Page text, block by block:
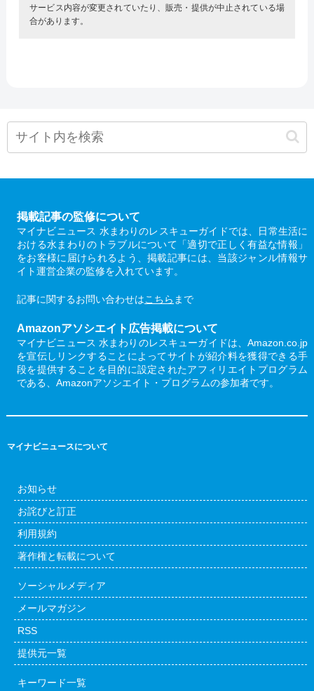
サービス内容が変更されていたり、販売・提供が中止されている場
合があります。
掲載記事の監修について
マイナビニュース 水まわりのレスキューガイドでは、日常生活に
おける水まわりのトラブルについて「適切で正しく有益な情報」
をお客様に届けられるよう、掲載記事には、当該ジャンル情報サ
イト運営企業の監修を入れています。
記事に関するお問い合わせはこちら まで
Amazonアソシエイト広告掲載について
マイナビニュース 水まわりのレスキューガイドは、Amazon.co.jp
を宣伝しリンクすることによってサイトが紹介料を獲得できる手
段を提供することを目的に設定されたアフィリエイトプログラム
である、Amazonアソシエイト・プログラムの参加者です。
マイナビニュースについて
お知らせ
お詫びと訂正
利用規約
著作権と転載について
ソーシャルメディア
メールマガジン
RSS
提供元一覧
キーワード一覧